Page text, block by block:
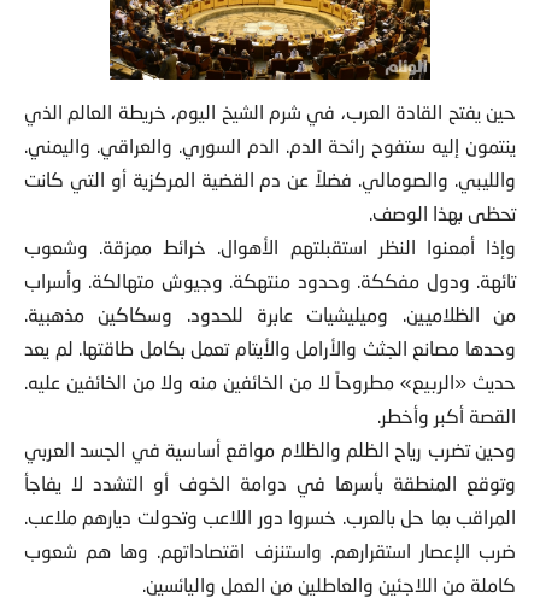
حين يفتح القادة العرب، في شرم الشيخ اليوم، خريطة العالم الذي
ينتمون إليه ستفوح رائحة الدم. الدم السوري. والعراقي. واليمني.
والليبي. والصومالي. فضلاً عن دم القضية المركزية أو التي كانت
تحظى بهذا الوصف.
وإذا أمعنوا النظر استقبلتهم الأهوال. خرائط ممزقة. وشعوب
تائهة. ودول مفككة. وحدود منتهكة. وجيوش متهالكة. وأسراب
من الظلاميين. وميليشيات عابرة للحدود. وسكاكين مذهبية.
وحدها مصانع الجثث والأرامل والأيتام تعمل بكامل طاقتها. لم يعد
حديث «الربيع» مطروحاً لا من الخائفين منه ولا من الخائفين عليه.
القصة أكبر وأخطر.
وحين تضرب رياح الظلم والظلام مواقع أساسية في الجسد العربي
وتوقع المنطقة بأسرها في دوامة الخوف أو التشدد لا يفاجأ
المراقب بما حل بالعرب. خسروا دور اللاعب وتحولت ديارهم ملاعب.
ضرب الإعصار استقرارهم. واستنزف اقتصاداتهم. وها هم شعوب
كاملة من اللاجئين والعاطلين من العمل واليائسين.